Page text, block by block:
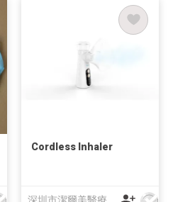
Cordless Inhaler